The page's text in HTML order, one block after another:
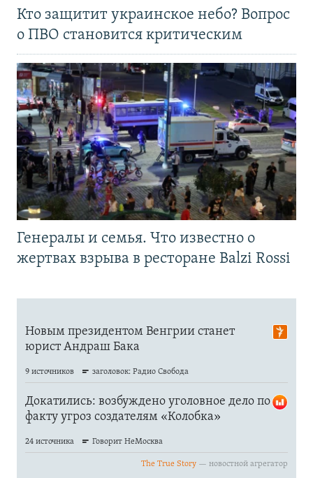
Кто защитит украинское небо? Вопрос
о ПВО становится критическим
Генералы и семья. Что известно о
жертвах взрыва в ресторане Balzi Rossi